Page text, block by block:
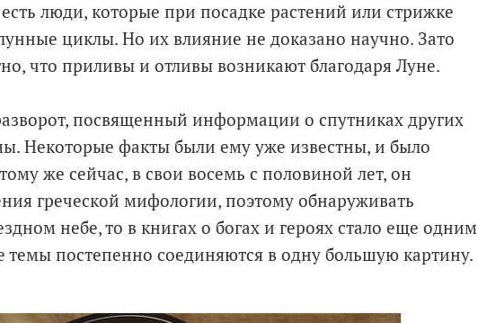
люди, которые при посадке растений или стрижке
циклы. Но их влияние не доказано научно. Зато
что приливы и отливы возникают благодаря Луне.
посвященный информации о спутниках других
Некоторые факты были ему уже известны, и было
же сейчас, в свои восемь с половиной лет, он
греческой мифологии, поэтому обнаруживать
небе, то в книгах о богах и героях стало еще одним
темы постепенно соединяются в одну большую картину.